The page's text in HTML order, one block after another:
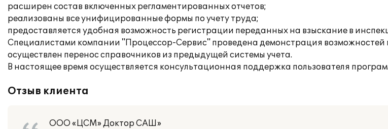
расширен состав включенных регламентированных отчетов;
реализованы все унифицированные формы по учету труда;
предоставляется удобная возможность регистрации переданных на взыскание в
Специалистами компании "Процессор-Сервис" проведена демонстрация
осуществлен перенос справочников из предыдущей системы учета.
В настоящее время осуществляется консультационная поддержка пользователя
Отзыв клиента
ООО «ЦСМ» Доктор САШ»